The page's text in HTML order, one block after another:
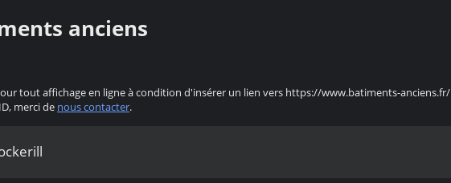
anciens
tout affichage en ligne à condition d'insérer un lien vers https://www.batiments-anciens.fr/
merci de nous contacter.